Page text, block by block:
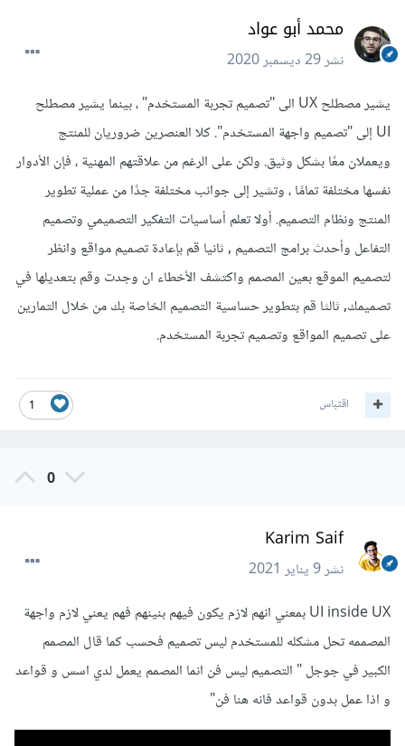
محمد أبو عواد
نشر29 ديسمبر 2020
يشير مصطلح UX الى "تصميم تجربة المستخدم" ، بينما يشير مصطلح
UI إلى "تصميم واجهة المستخدم". كلا العنصرين ضروريان للمنتج
ويعملان معًا بشكل وثيق. ولكن على الرغم من علاقتهم المهنية ، فإن الأدوار
نفسها مختلفة تمامًا ، وتشير إلى جوانب مختلفة جدًا من عملية تطوير
المنتج ونظام التصميم. أولا تعلم أساسيات التفكير التصميمي وتصميم
التفاعل وأحدث برامج التصميم , ثانيا قم بإعادة تصميم مواقع وانظر
لتصميم الموقع بعين المصمم واكتشف الأخطاء ان وجدت وقم بتعديلها في
تصميمك, ثالثا قم بتطوير حساسية التصميم الخاصة بك من خلال التمارين
على تصميم المواقع وتصميم تجربة المستخدم.
1 اقتباس
0
Karim Saif
نشر9 يناير 2021
UI inside UX بمعني انهم لازم يكون فيهم بنينهم فهم يعني لازم واجهة
المصممه تحل مشكله للمستخدم ليس تصميم فحسب كما قال المصمم
الكبير في جوجل " التصميم ليس فن انما المصمم يعمل لدي اسس و قواعد
و اذا عمل بدون قواعد فانه هنا فن"